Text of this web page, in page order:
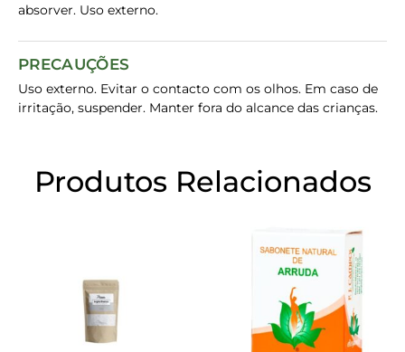
absorver. Uso externo.
PRECAUÇÕES
Uso externo. Evitar o contacto com os olhos. Em caso de
irritação, suspender. Manter fora do alcance das crianças.
Produtos Relacionados